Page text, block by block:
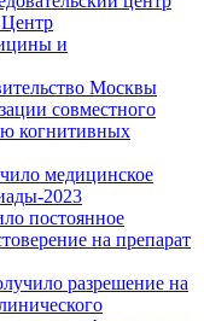
Центр
и
Москвы
совместного
когнитивных
медицинское
2023
постоянное
на препарат
разрешение на